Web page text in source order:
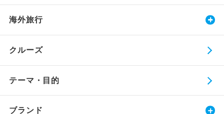
海外旅行
クルーズ
テーマ・目的
ブランド